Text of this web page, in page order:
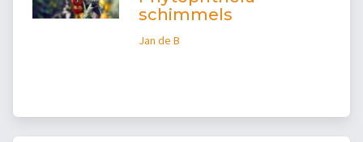
schimmels
Jan de B